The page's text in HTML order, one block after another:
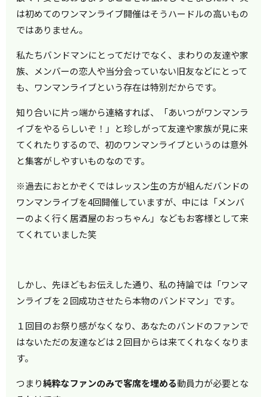
は初めてのワンマンライブ開催はそうハードルの高いもの
ではありません。
私たちバンドマンにとってだけでなく、まわりの友達や家
族、メンバーの恋人や当分会っていない旧友などにとって
も、ワンマンライブという存在は特別だからです。
知り合いに片っ端から連絡すれば、「あいつがワンマンラ
イブをやるらしいぞ！」と珍しがって友達や家族が見に来
てくれたりするので、初のワンマンライブというのは意外
と集客がしやすいものなのです。
※過去におとかぞくではレッスン生の方が組んだバンドの
ワンマンライブを4回開催していますが、中には「メンバ
ーのよく行く居酒屋のおっちゃん」などもお客様として来
てくれていました笑
しかし、先ほどもお伝えした通り、私の持論では「ワンマ
ンライブを２回成功させたら本物のバンドマン」です。
１回目のお祭り感がなくなり、あなたのバンドのファンで
はないただの友達などは２回目からは来てくれなくなりま
す。
つまり純粋なファンのみで客席を埋める動員力が必要とな